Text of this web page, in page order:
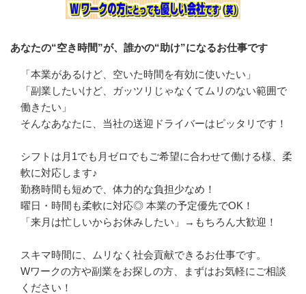
あなたの“空き時間”が、誰かの“助け”になるお仕事です
「本業があるけど、空いた時間を有効に使いたい」
「副業したいけど、ガッツリじゃなくてムリのない範囲で
働きたい」
そんなあなたに、当社の送迎ドライバーはピッタリです！
シフトは月1でも月ゼロでもご希望に合わせて働ける様、柔
軟に対応します♪
勤務時間も短めで、体力的な負担少なめ！
曜日・時間も柔軟に対応◎ 本業の予定優先でOK！
「来月は忙しいからお休みしたい」→もちろん大歓迎！
スキマ時間に、ムリなく社会貢献できるお仕事です。
Wワークの方や副業をお探しの方、まずはお気軽にご相談
ください！